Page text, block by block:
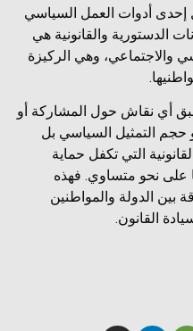
إحدى أدوات العمل السياسي
الدستورية والقانونية هي
والاجتماعي، وهي الركيزة
أي نقاش حول المشاركة أو
حجم التمثيل السياسي بل
التي تكفل حماية
على نحو متساوي. فهذه
بين الدولة والمواطنين
القانون.